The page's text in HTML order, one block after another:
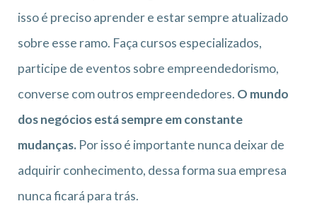
isso é preciso aprender e estar sempre atualizado
sobre esse ramo. Faça cursos especializados,
participe de eventos sobre empreendedorismo,
converse com outros empreendedores. O mundo
dos negócios está sempre em constante
mudanças. Por isso é importante nunca deixar de
adquirir conhecimento, dessa forma sua empresa
nunca ficará para trás.